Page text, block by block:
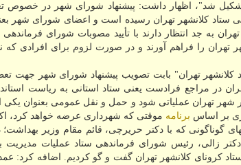
تشكیل شد"، اظهار داشت: پیشنهاد شورای شهر در خصوص
كلانشهر تهران رسیده است و اعضای شورای شهر
به جد انتظار دارند با تأیید مصوبات شورای
را فراهم آورند و در صورت لزوم برای افرادی كه
تهران" بابت تصویب پیشنهاد شورای شهر جهت
در مراجع فرادست یعنی ستاد استانی به ریاست
شهر تهران عملیاتی شود و حمل و نقل عمومی بعنوان
بر اساس برنامه موقتی كه شهرداری عرضه خواهد كرد،
گوناگونی كه با دكتر حریرچی، قائم مقام وزیر بهداشت؛
زالی، رئیس شورای فرماندهی ستاد عملیات مدیریت
كرونای كلانشهر تهران گفت و گو كردیم. اضافه كرد: